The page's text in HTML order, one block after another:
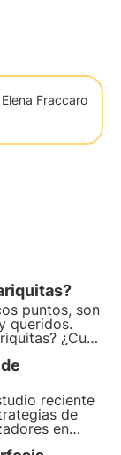
Fraccaro
puntos, son
queridos.
¿Cuál
el apoyo de
reciente
de
en
en este